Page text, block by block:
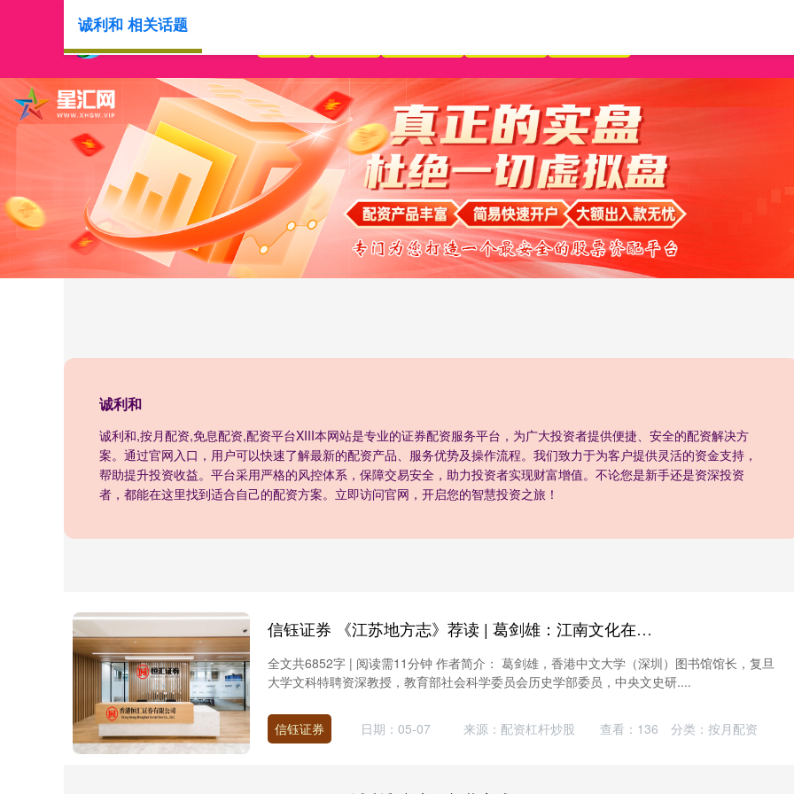
诚利和
诚利和,按月配资,免息配资,配资平台XIII‌本网站是专业的证券配资服务平台，为广大投资者提供便捷、安全的配资解决方
案。通过官网入口，用户可以快速了解最新的配资产品、服务优势及操作流程。我们致力于为客户提供灵活的资金支持，
帮助提升投资收益。平台采用严格的风控体系，保障交易安全，助力投资者实现财富增值。不论您是新手还是资深投资
者，都能在这里找到适合自己的配资方案。立即访问官网，开启您的智慧投资之旅！
诚利和 相关话题
信钰证券 《江苏地方志》荐读 | 葛剑雄：江南文化在长三角一体化中的作用
全文共6852字 | 阅读需11分钟 作者简介： 葛剑雄，香港中文大学（深圳）图书馆馆长，复旦
大学文科特聘资深教授，教育部社会科学委员会历史学部委员，中央文史研....
信钰证券 日期：05-07 来源：配资杠杆炒股 查看： 136 分类： 按月配资